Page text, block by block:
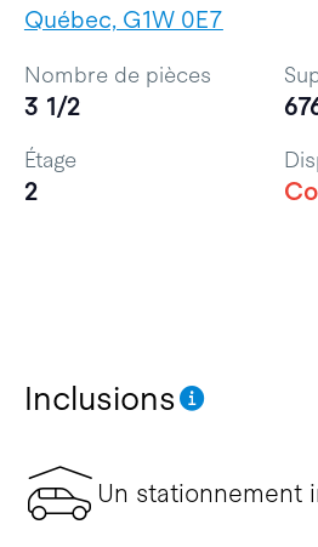
Québec, G1W 0E7
Inclusions
Un stationnement
Nombre de pièces
3 1/2
Étage
2